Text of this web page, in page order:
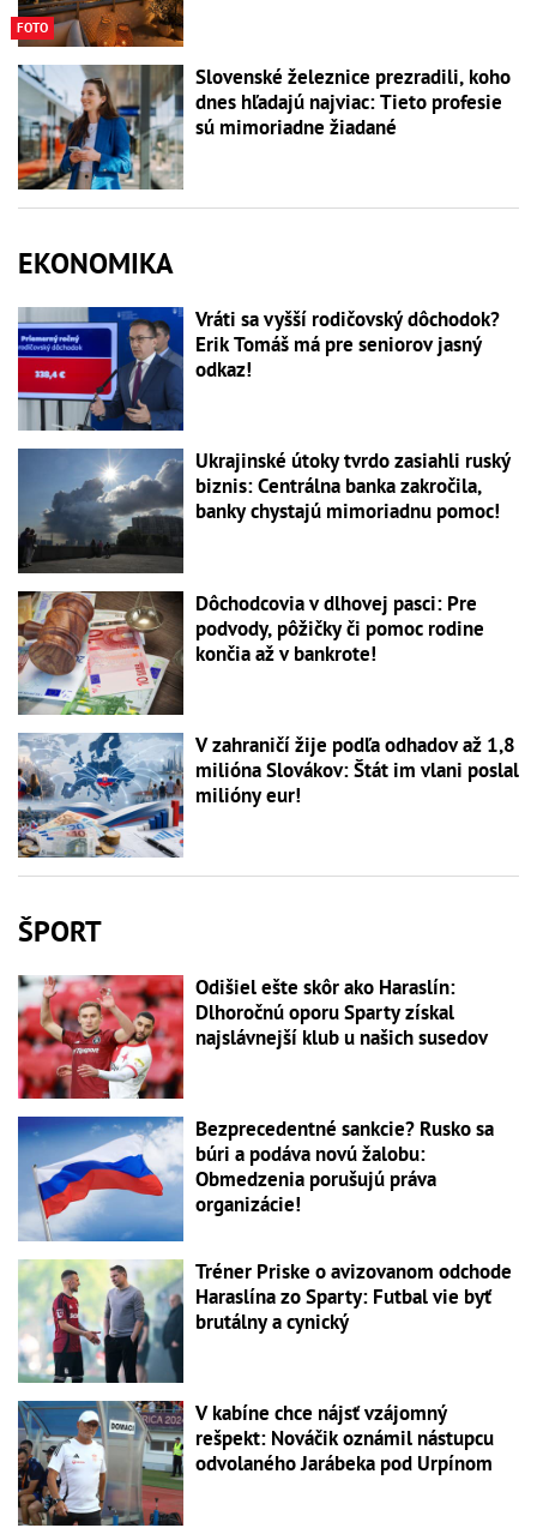
FOTO
Slovenské železnice prezradili, koho
dnes hľadajú najviac: Tieto profesie
sú mimoriadne žiadané
EKONOMIKA
Vráti sa vyšší rodičovský dôchodok?
Erik Tomáš má pre seniorov jasný
odkaz!
Ukrajinské útoky tvrdo zasiahli ruský
biznis: Centrálna banka zakročila,
banky chystajú mimoriadnu pomoc!
Dôchodcovia v dlhovej pasci: Pre
podvody, pôžičky či pomoc rodine
končia až v bankrote!
V zahraničí žije podľa odhadov až 1,8
milióna Slovákov: Štát im vlani poslal
milióny eur!
ŠPORT
Odišiel ešte skôr ako Haraslín:
Dlhoročnú oporu Sparty získal
najslávnejší klub u našich susedov
Bezprecedentné sankcie? Rusko sa
búri a podáva novú žalobu:
Obmedzenia porušujú práva
organizácie!
Tréner Priske o avizovanom odchode
Haraslína zo Sparty: Futbal vie byť
brutálny a cynický
V kabíne chce nájsť vzájomný
rešpekt: Nováčik oznámil nástupcu
odvolaného Jarábeka pod Urpínom